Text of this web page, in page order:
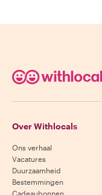
Over Withlocals
Ons verhaal
Vacatures
Duurzaamheid
Bestemmingen
Cadeaubonnen